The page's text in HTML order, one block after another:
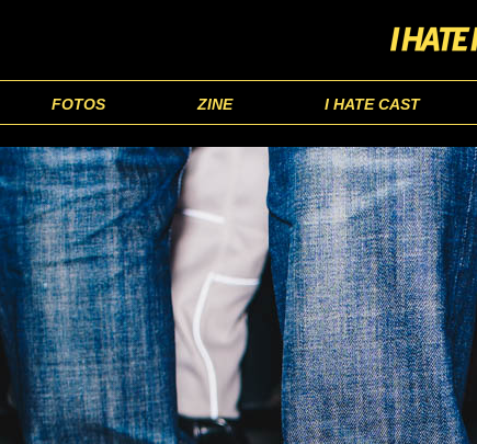
FOTOS ZINE I HATE CAST